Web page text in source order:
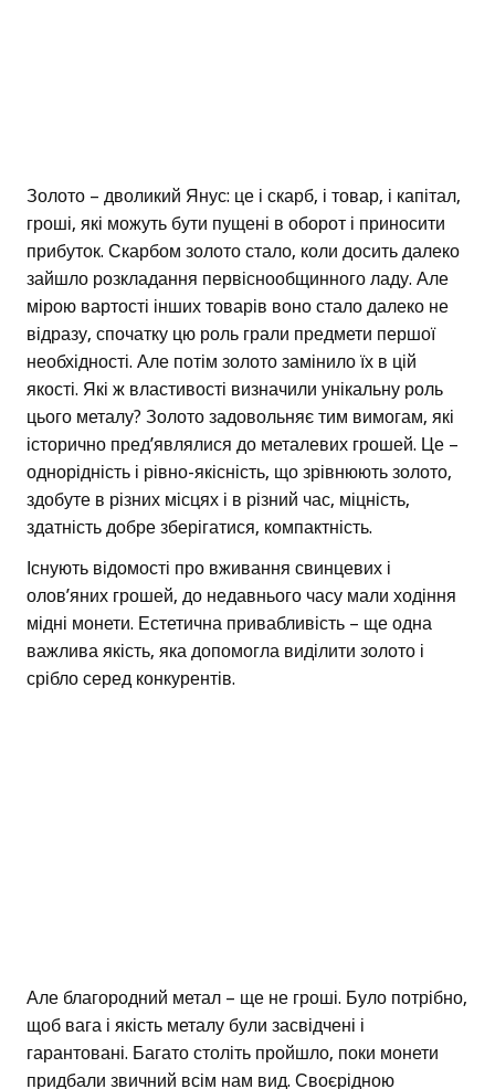
Золото – дволикий Янус: це і скарб, і товар, і капітал,
гроші, які можуть бути пущені в оборот і приносити
прибуток. Скарбом золото стало, коли досить далеко
зайшло розкладання первіснообщинного ладу. Але
мірою вартості інших товарів воно стало далеко не
відразу, спочатку цю роль грали предмети першої
необхідності. Але потім золото замінило їх в цій
якості. Які ж властивості визначили унікальну роль
цього металу? Золото задовольняє тим вимогам, які
історично пред’являлися до металевих грошей. Це –
однорідність і рівно-якісність, що зрівнюють золото,
здобуте в різних місцях і в різний час, міцність,
здатність добре зберігатися, компактність.
Існують відомості про вживання свинцевих і
олов’яних грошей, до недавнього часу мали ходіння
мідні монети. Естетична привабливість – ще одна
важлива якість, яка допомогла виділити золото і
срібло серед конкурентів.
Але благородний метал – ще не гроші. Було потрібно,
щоб вага і якість металу були засвідчені і
гарантовані. Багато століть пройшло, поки монети
придбали звичний всім нам вид. Своєрідною